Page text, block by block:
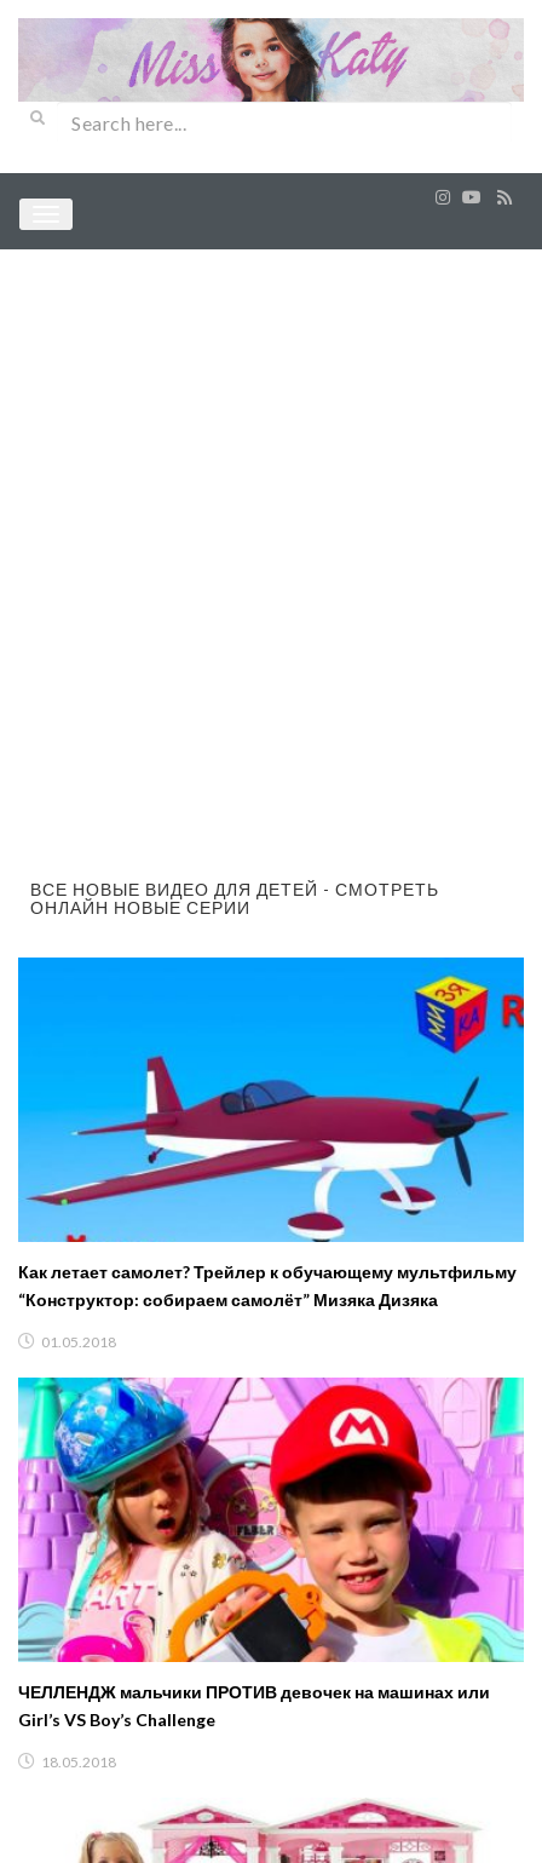
ВСЕ НОВЫЕ ВИДЕО ДЛЯ ДЕТЕЙ - СМОТРЕТЬ
ОНЛАЙН НОВЫЕ СЕРИИ
Как летает самолет? Трейлер к обучающему мультфильму
“Конструктор: собираем самолёт” Мизяка Дизяка
01.05.2018
ЧЕЛЛЕНДЖ мальчики ПРОТИВ девочек на машинах или
Girl’s VS Boy’s Challenge
18.05.2018